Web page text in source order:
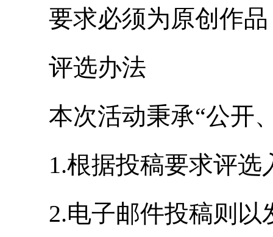
要求必须为原创作品
评选办法
本次活动秉承“公开、
1.根据投稿要求评选
2.电子邮件投稿则以